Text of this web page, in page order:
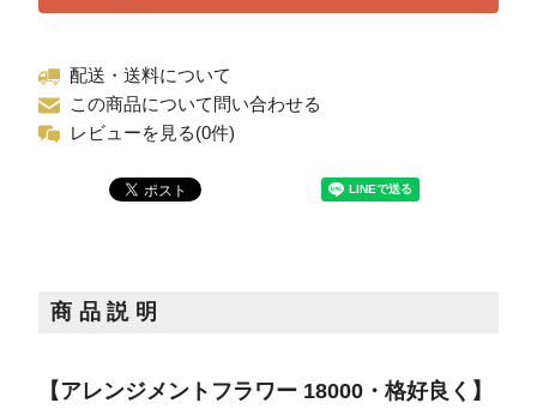
配送・送料について
この商品について問い合わせる
レビューを見る(0件)
商品説明
【アレンジメントフラワー 18000・格好良く】